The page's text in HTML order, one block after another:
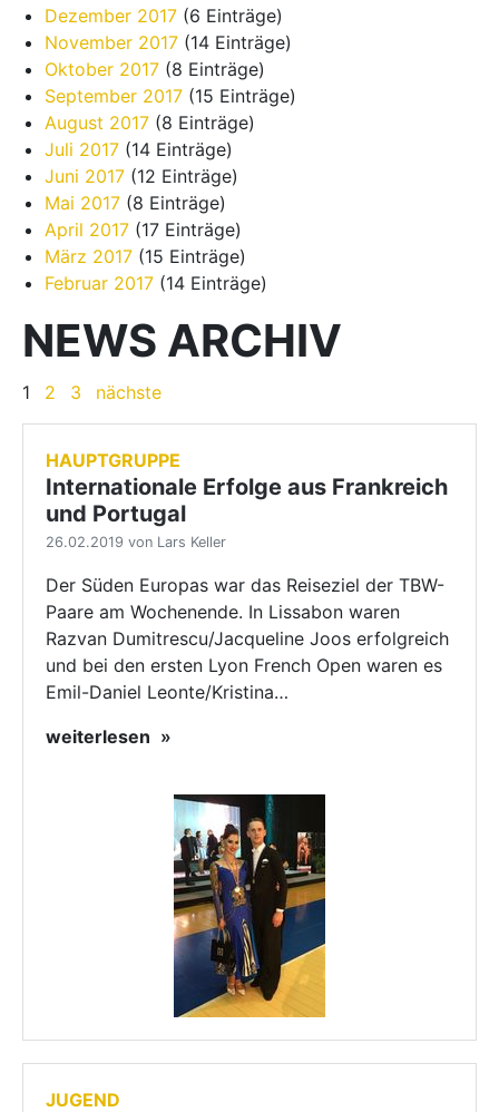
Dezember 2017 (6 Einträge)
November 2017 (14 Einträge)
Oktober 2017 (8 Einträge)
September 2017 (15 Einträge)
August 2017 (8 Einträge)
Juli 2017 (14 Einträge)
Juni 2017 (12 Einträge)
Mai 2017 (8 Einträge)
April 2017 (17 Einträge)
März 2017 (15 Einträge)
Februar 2017 (14 Einträge)
NEWS ARCHIV
1 2 3 nächste
HAUPTGRUPPE
Internationale Erfolge aus Frankreich
und Portugal
26.02.2019 von Lars Keller
Der Süden Europas war das Reiseziel der TBW-
Paare am Wochenende. In Lissabon waren
Razvan Dumitrescu/Jacqueline Joos erfolgreich
und bei den ersten Lyon French Open waren es
Emil-Daniel Leonte/Kristina…
weiterlesen
JUGEND